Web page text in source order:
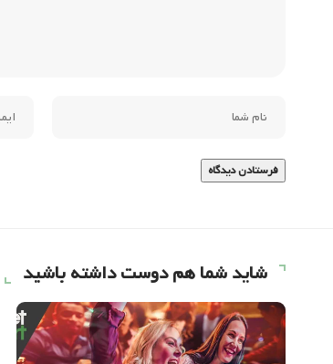
شاید شما هم دوست داشته باشید